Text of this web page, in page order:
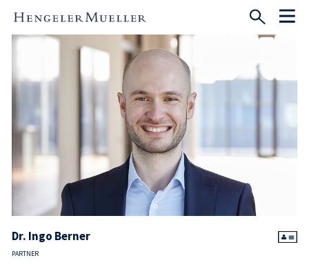
Dr. Ingo Berner
PARTNER